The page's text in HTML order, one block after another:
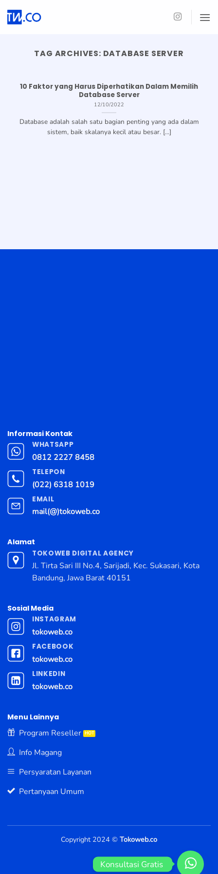
TAG ARCHIVES: DATABASE SERVER
10 Faktor yang Harus Diperhatikan Dalam Memilih
Database Server
12/10/2022
Database adalah salah satu bagian penting yang ada dalam
sistem, baik skalanya kecil atau besar. [...]
Informasi Kontak
WHATSAPP
0812 2227 8458
TELEPON
(022) 6318 1019
EMAIL
mail(@)tokoweb.co
Alamat
TOKOWEB DIGITAL AGENCY
Jl. Tirta Sari III No.4, Sarijadi, Kec. Sukasari, Kota
Bandung, Jawa Barat 40151
Sosial Media
INSTAGRAM
tokoweb.co
FACEBOOK
tokoweb.co
LINKEDIN
tokoweb.co
Menu Lainnya
Program Reseller
Info Magang
Persyaratan Layanan
Pertanyaan Umum
Copyright 2024 © Tokoweb.co
Konsultasi Gratis